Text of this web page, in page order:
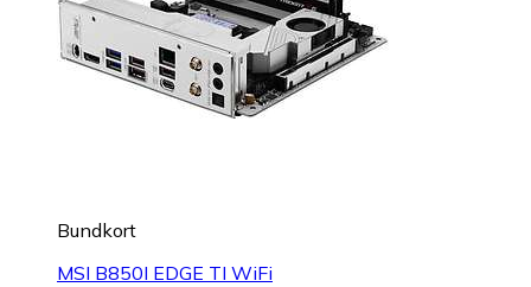
Bundkort
MSI B850I EDGE TI WiFi